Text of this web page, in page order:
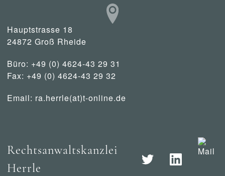
Hauptstrasse 18
24872 Groß Rheide
Büro: +49 (0) 4624-43 29 31
Fax: +49 (0) 4624-43 29 32
Email: ra.herrle(at)t-online.de
Rechtsanwaltskanzlei
Herrle